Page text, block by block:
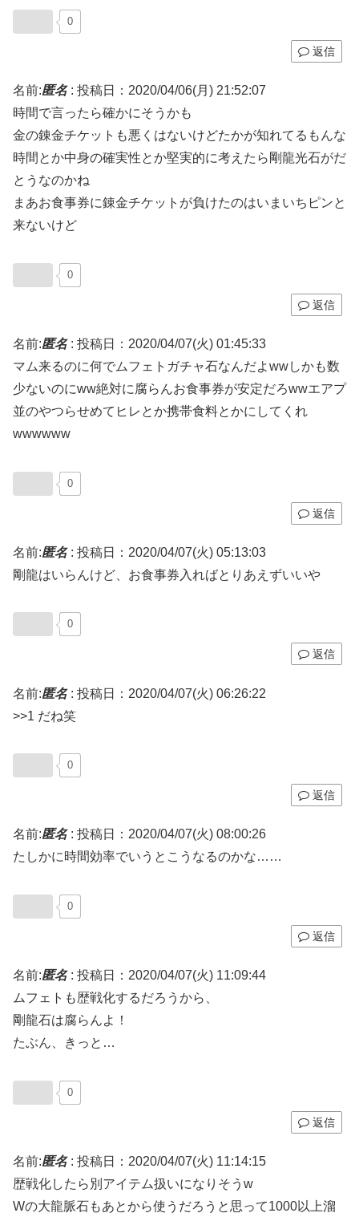
0
返信
名前:匿名: 投稿日：2020/04/06(月) 21:52:07
時間で言ったら確かにそうかも
金の錬金チケットも悪くはないけどたかが知れてるもんな
時間とか中身の確実性とか堅実的に考えたら剛龍光石がだ
とうなのかね
まあお食事券に錬金チケットが負けたのはいまいちピンと
来ないけど
0
返信
名前:匿名: 投稿日：2020/04/07(火) 01:45:33
マム来るのに何でムフェトガチャ石なんだよwwしかも数
少ないのにww絶対に腐らんお食事券が安定だろwwエアプ
並のやつらせめてヒレとか携帯食料とかにしてくれ
wwwwww
0
返信
名前:匿名: 投稿日：2020/04/07(火) 05:13:03
剛龍はいらんけど、お食事券入ればとりあえずいいや
0
返信
名前:匿名: 投稿日：2020/04/07(火) 06:26:22
>>1 だね笑
0
返信
名前:匿名: 投稿日：2020/04/07(火) 08:00:26
たしかに時間効率でいうとこうなるのかな……
0
返信
名前:匿名: 投稿日：2020/04/07(火) 11:09:44
ムフェトも歴戦化するだろうから、
剛龍石は腐らんよ！
たぶん、きっと…
0
返信
名前:匿名: 投稿日：2020/04/07(火) 11:14:15
歴戦化したら別アイテム扱いになりそうw
Wの大龍脈石もあとから使うだろうと思って1000以上溜